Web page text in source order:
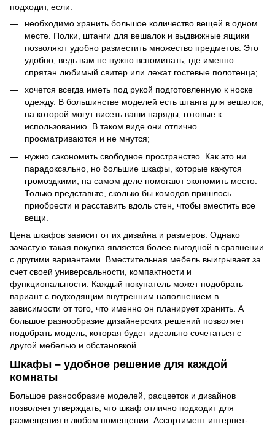
подходит, если:
необходимо хранить большое количество вещей в одном
месте. Полки, штанги для вешалок и выдвижные ящики
позволяют удобно разместить множество предметов. Это
удобно, ведь вам не нужно вспоминать, где именно
спрятан любимый свитер или лежат гостевые полотенца;
хочется всегда иметь под рукой подготовленную к носке
одежду. В большинстве моделей есть штанга для вешалок,
на которой могут висеть ваши наряды, готовые к
использованию. В таком виде они отлично
просматриваются и не мнутся;
нужно сэкономить свободное пространство. Как это ни
парадоксально, но большие шкафы, которые кажутся
громоздкими, на самом деле помогают экономить место.
Только представьте, сколько бы комодов пришлось
приобрести и расставить вдоль стен, чтобы вместить все
вещи.
Цена шкафов зависит от их дизайна и размеров. Однако
зачастую такая покупка является более выгодной в сравнении
с другими вариантами. Вместительная мебель выигрывает за
счет своей универсальности, компактности и
функциональности. Каждый покупатель может подобрать
вариант с подходящим внутренним наполнением в
зависимости от того, что именно он планирует хранить. А
большое разнообразие дизайнерских решений позволяет
подобрать модель, которая будет идеально сочетаться с
другой мебелью и обстановкой.
Шкафы – удобное решение для каждой
комнаты
Большое разнообразие моделей, расцветок и дизайнов
позволяет утверждать, что шкаф отлично подходит для
размещения в любом помещении. Ассортимент интернет-